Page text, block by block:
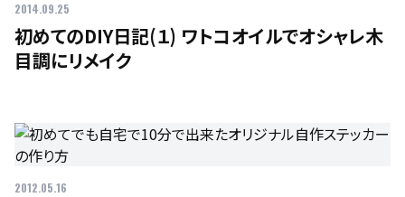
2014.09.25
初めてのDIY日記(１) ワトコオイルでオシャレ木
目調にリメイク
2012.05.16